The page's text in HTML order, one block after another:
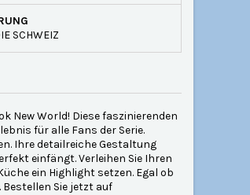
SCHWEIZ
New World! Diese faszinierenden
für alle Fans der Serie.
Ihre detailreiche Gestaltung
einfängt. Verleihen Sie Ihren
ein Highlight setzen. Egal ob
Sie jetzt auf